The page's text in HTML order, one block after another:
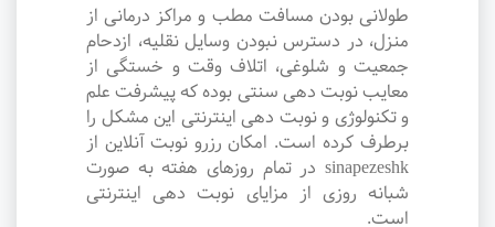
طولانی بودن مسافت مطب و مراکز درمانی از
منزل، در دسترس نبودن وسایل نقلیه، ازدحام
جمعیت و شلوغی، اتلاف وقت و خستگی از
معایب نوبت دهی سنتی بوده که پیشرفت علم
و تکنولوژی و نوبت دهی اینترنتی این مشکل را
برطرف کرده است. امکان رزرو نوبت آنلاین از
sinapezeshk در تمام روزهای هفته به صورت
شبانه روزی از مزایای نوبت دهی اینترنتی
است.